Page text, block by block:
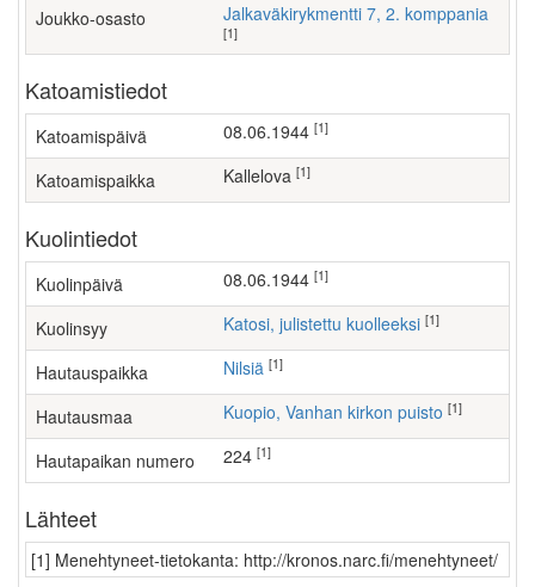
Joukko-osasto Jalkaväkirykmentti 7, 2. komppania
[1]
Katoamistiedot
Katoamispäivä 08.06.1944 [1]
Katoamispaikka Kallelova [1]
Kuolintiedot
Kuolinpäivä 08.06.1944 [1]
Kuolinsyy Katosi, julistettu kuolleeksi [1]
Hautauspaikka Nilsiä [1]
Hautausmaa Kuopio, Vanhan kirkon puisto [1]
Hautapaikan numero 224 [1]
Lähteet
[1] Menehtyneet-tietokanta: http://kronos.narc.fi/menehtyneet/